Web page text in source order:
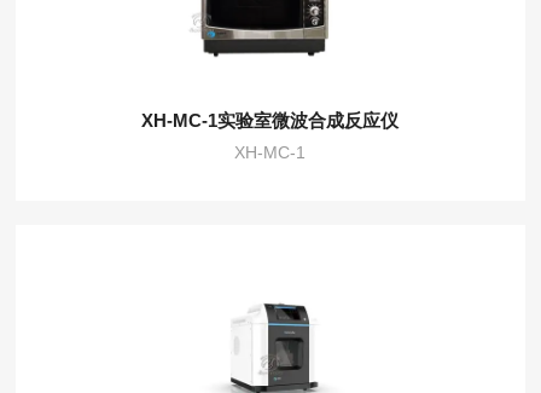
XH-MC-1实验室微波合成反应仪
XH-MC-1